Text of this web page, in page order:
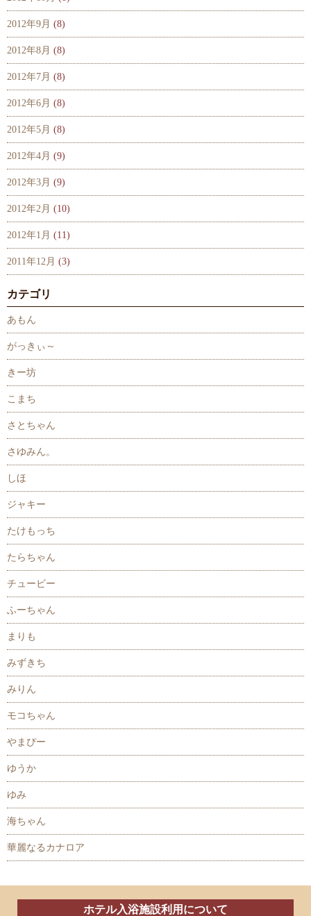
2012年9月 (8)
2012年8月 (8)
2012年7月 (8)
2012年6月 (8)
2012年5月 (8)
2012年4月 (9)
2012年3月 (9)
2012年2月 (10)
2012年1月 (11)
2011年12月 (3)
カテゴリ
あもん
がっきぃ～
きー坊
こまち
さとちゃん
さゆみん。
しほ
ジャキー
たけもっち
たらちゃん
チュービー
ふーちゃん
まりも
みずきち
みりん
モコちゃん
やまぴー
ゆうか
ゆみ
海ちゃん
華麗なるカナロア
ホテル入浴施設利用について